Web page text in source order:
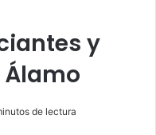
y
de lectura